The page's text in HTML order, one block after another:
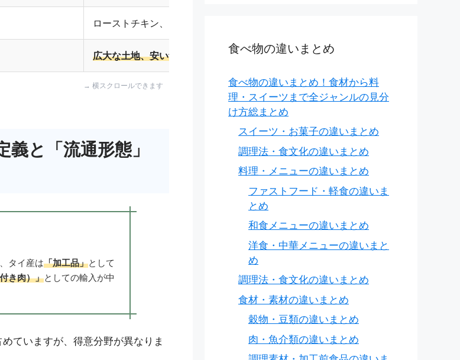
ローストチキン、フライドチキン、煮込み（水炊き）
広大な土地、安い飼料（穀物） 、大規模生産
と「流通形態」
タイ産は「加工品」として
き肉）」としての輸入が中
ていますが、得意分野が異なりま
食べ物の違いまとめ
食べ物の違いまとめ！食材から料
理・スイーツまで全ジャンルの見分
け方総まとめ
スイーツ・お菓子の違いまとめ
調理法・食文化の違いまとめ
料理・メニューの違いまとめ
ファストフード・軽食の違いま
とめ
和食メニューの違いまとめ
洋食・中華メニューの違いまと
め
調理法・食文化の違いまとめ
食材・素材の違いまとめ
穀物・豆類の違いまとめ
肉・魚介類の違いまとめ